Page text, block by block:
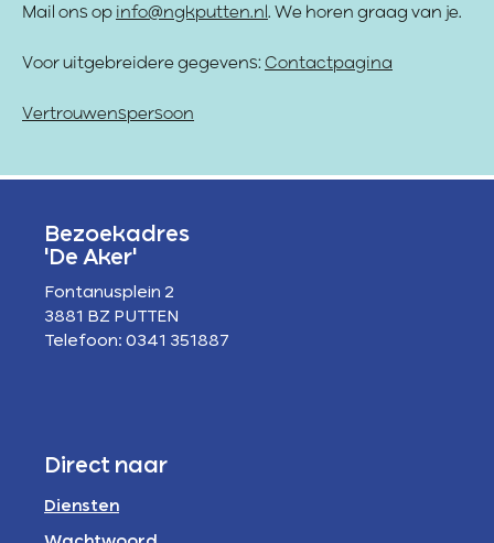
Mail ons op info@ngkputten.nl . We horen graag van je.
Voor uitgebreidere gegevens: Contactpagina
Vertrouwenspersoon
Bezoekadres
'De Aker'
Fontanusplein 2
3881 BZ PUTTEN
Telefoon: 0341 351887
Direct naar
Diensten